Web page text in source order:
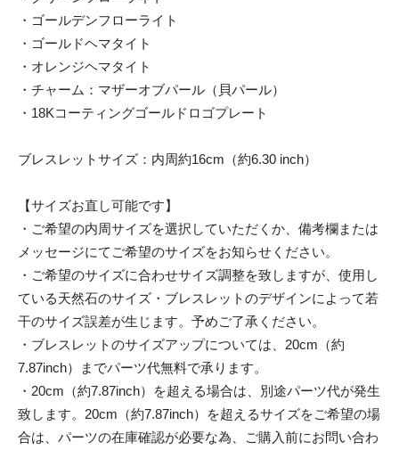
・ゴールデンフローライト
・ゴールドヘマタイト
・オレンジヘマタイト
・チャーム：マザーオブパール（貝パール）
・18Kコーティングゴールドロゴプレート
ブレスレットサイズ：内周約16cm（約6.30 inch）
【サイズお直し可能です】
・ご希望の内周サイズを選択していただくか、備考欄または
メッセージにてご希望のサイズをお知らせください。
・ご希望のサイズに合わせサイズ調整を致しますが、使用し
ている天然石のサイズ・ブレスレットのデザインによって若
干のサイズ誤差が生じます。予めご了承ください。
・ブレスレットのサイズアップについては、20cm（約
7.87inch）までパーツ代無料で承ります。
・20cm（約7.87inch）を超える場合は、別途パーツ代が発生
致します。20cm（約7.87inch）を超えるサイズをご希望の場
合は、パーツの在庫確認が必要な為、ご購入前にお問い合わ